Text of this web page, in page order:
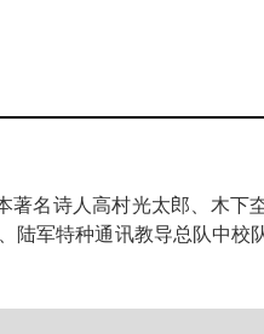
著名诗人高村光太郎、木下
陆军特种通讯教导总队中校